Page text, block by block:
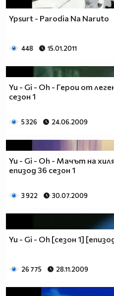
Ypsurt - Parodia Na Naruto
448 15.01.2011
Yu - Gi - Oh - Герои от
сезон 1
5 326 24.06.2009
Yu - Gi - Oh - Мачът на
епизод 36 сезон 1
3 922 30.07.2009
Yu - Gi - Oh [сезон 1]
26 775 28.11.2009